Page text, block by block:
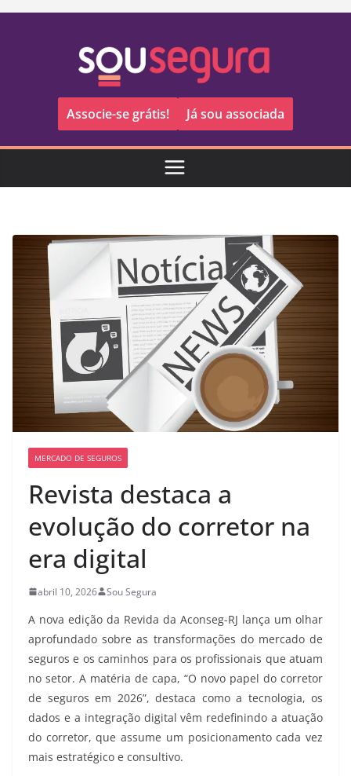
Pular
Associe-se grátis! Já sou associada
MERCADO DE SEGUROS
Revista destaca a
evolução do corretor na
era digital
abril 10, 2026 Sou Segura
A nova edição da Revida da Aconseg-RJ lança um olhar
aprofundado sobre as transformações do mercado de
seguros e os caminhos para os profissionais que atuam
no setor. A matéria de capa, “O novo papel do corretor
de seguros em 2026”, destaca como a tecnologia, os
dados e a integração digital vêm redefinindo a atuação
do corretor, que assume um posicionamento cada vez
mais estratégico e consultivo.